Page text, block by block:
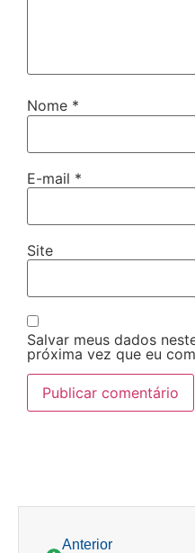
Nome *
E-mail *
Site
Salvar meus dados
próxima vez que eu
Anterior